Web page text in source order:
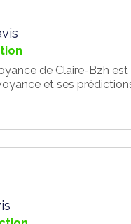
de Claire-Bzh
et ses